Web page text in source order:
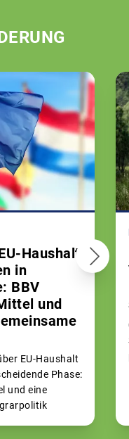
Haushalt
in
BBV
und
EU-Haushalt
Phase:
und eine